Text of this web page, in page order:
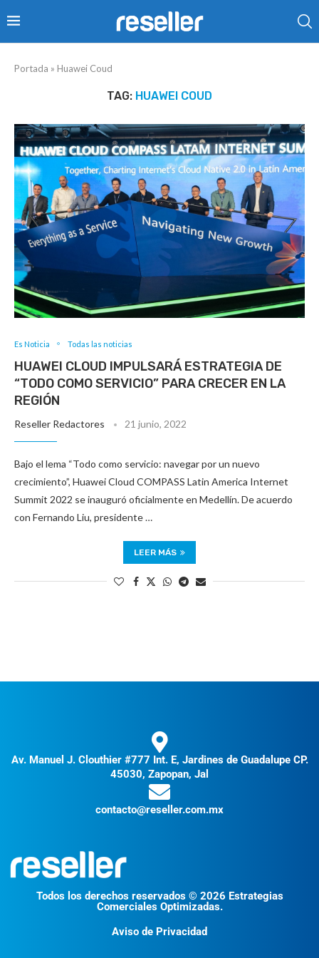
Portada » Huawei Coud
TAG: HUAWEI COUD
Es Noticia Todas las noticias
HUAWEI CLOUD IMPULSARÁ ESTRATEGIA DE
“TODO COMO SERVICIO” PARA CRECER EN LA
REGIÓN
Reseller Redactores 21 junio, 2022
Bajo el lema “Todo como servicio: navegar por un nuevo
crecimiento”, Huawei Cloud COMPASS Latin America Internet
Summit 2022 se inauguró oficialmente en Medellín. De acuerdo
con Fernando Liu, presidente …
LEER MÁS
Av. Manuel J. Clouthier #777 Int. E, Jardines de Guadalupe CP.
45030, Zapopan, Jal
contacto@reseller.com.mx
Todos los derechos reservados © 2026 Estrategias
Comerciales Optimizadas.
Aviso de Privacidad